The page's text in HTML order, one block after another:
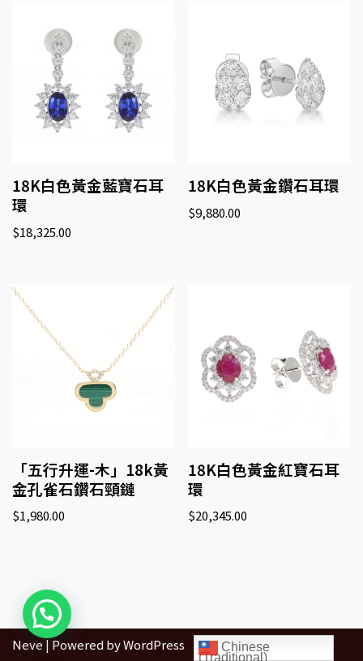
18K白色黃金藍寶石耳
環
$18,325.00
18K白色黃金鑽石耳環
$9,880.00
「五行升運-木」18k黃
金孔雀石鑽石頸鏈
$1,980.00
18K白色黃金紅寶石耳
環
$20,345.00
Neve | Powered byWordPress Chinese
(Traditional)